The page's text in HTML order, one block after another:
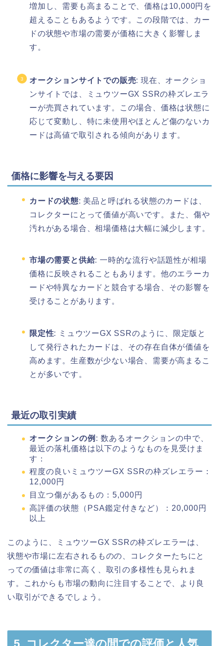
増加し、需要も高まることで、価格は10,000円を
超えることもあるようです。この段階では、カー
ドの状態や市場の需要が価格に大きく影響しま
す。
オークションサイトでの販売: 現在、オークショ
ンサイトでは、ミュウツーGX SSRの枠ズレエラ
ーが売買されています。この場合、価格は状態に
応じて変動し、特に未使用やほとんど傷のないカ
ードは高値で取引される傾向があります。
価格に影響を与える要因
カードの状態: 美品と呼ばれる状態のカードは、
コレクターにとって価値が高いです。また、傷や
汚れがある場合、相場価格は大幅に減少します。
市場の需要と供給: 一時的な流行や話題性が相場
価格に反映されることもあります。他のエラーカ
ードや特異なカードと競合する場合、その影響を
受けることがあります。
限定性: ミュウツーGX SSRのように、限定版と
して発行されたカードは、その存在自体が価値を
高めます。生産数が少ない場合、需要が高まるこ
とが多いです。
最近の取引実績
オークションの例 : 数あるオークションの中で、
最近の落札価格は以下のようなものを見受けま
す：
程度の良いミュウツーGX SSRの枠ズレエラー：
12,000円
目立つ傷があるもの：5,000円
高評価の状態（PSA鑑定付きなど）：20,000円
以上
このように、ミュウツーGX SSRの枠ズレエラーは、
状態や市場に左右されるものの、コレクターたちにと
っての価値は非常に高く、取引の多様性も見られま
す。これからも市場の動向に注目することで、より良
い取引ができるでしょう。